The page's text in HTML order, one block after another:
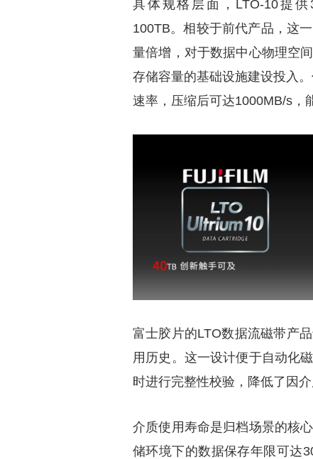
具体规格层面，LTO-10提
100TB。相较于前代产品，这
量倍增，对于数据中心物理空
存储容量的基础设施建设投入
速率，压缩后可达1000MB/s，
富士胶片的LTO数据流磁带产
用历史。这一设计便于自动化
时进行完整性校验，降低了因
介质使用寿命是归档场景的核
储环境下的数据保存年限可达